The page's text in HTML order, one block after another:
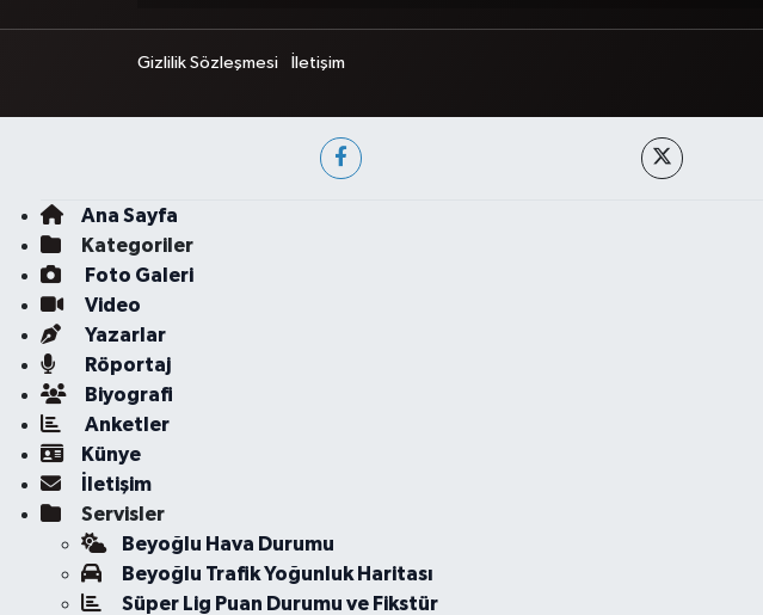
Gizlilik Sözleşmesi İletişim
Ana Sayfa
Kategoriler
Foto Galeri
Video
Yazarlar
Röportaj
Biyografi
Anketler
Künye
İletişim
Servisler
Beyoğlu Hava Durumu
Beyoğlu Trafik Yoğunluk Haritası
Süper Lig Puan Durumu ve Fikstür